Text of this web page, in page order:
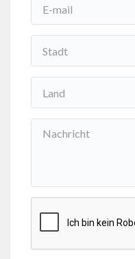
Email*
Cidade*
País*
Mensagem*